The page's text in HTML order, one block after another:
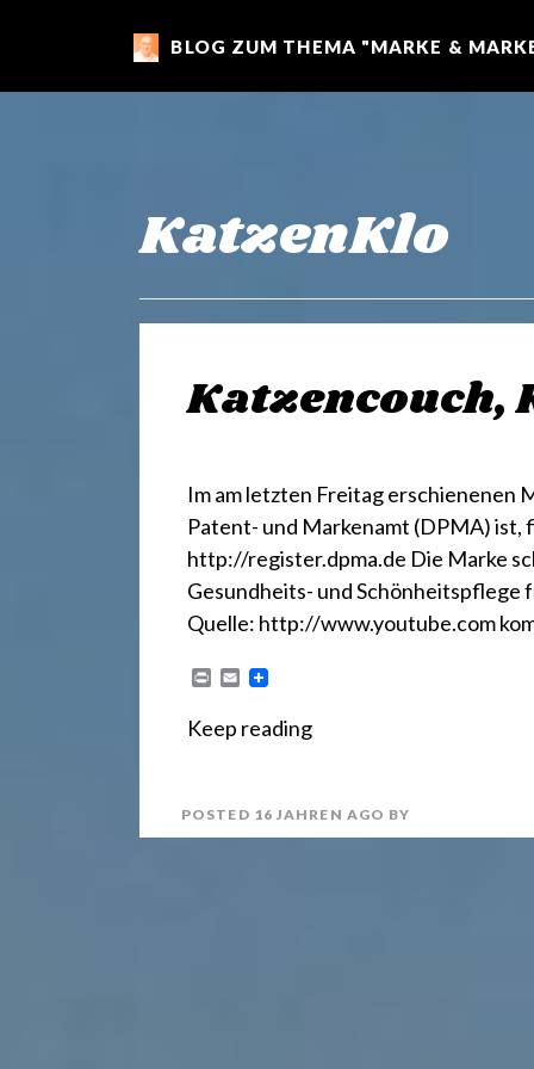
m
r
k
t
BLOG ZUM THEMA "MARKE &
KatzenKlo
Katzencouch,
Im am letzten Freitag erschienenen
Patent- und Markenamt (DPMA) ist,
http://register.dpma.de Die Marke
Gesundheits- und Schönheitspflege
Quelle: http://www.youtube.com
n
E
i
Keep reading
POSTED 16 JAHREN AGO BY